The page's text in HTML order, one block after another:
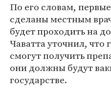
По его словам,
сделаны местным
будет проходить на
Чаватта уточнил,
смогут получить
они должны будут
государстве.